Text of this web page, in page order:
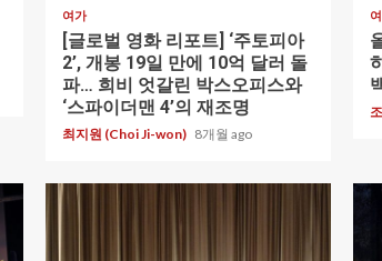
여가
[글로벌 영화 리포트] ‘주토피아
2’, 개봉 19일 만에 10억 달러 돌
파… 희비 엇갈린 박스오피스와
‘스파이더맨 4’의 재조명
최지원 (Choi Ji-won) 8개월 ago